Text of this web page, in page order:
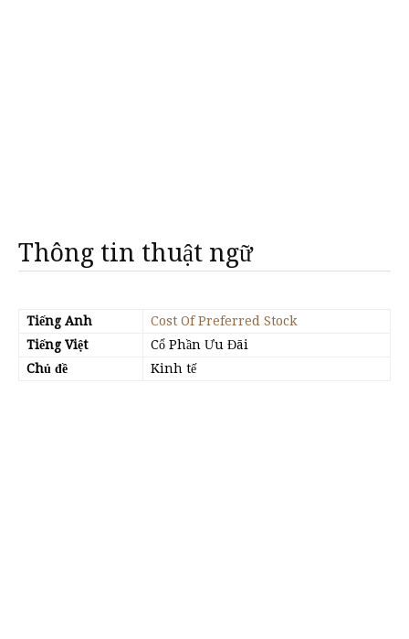
Thông tin thuật ngữ
Tiếng Anh
Cost Of Preferred Stock
Tiếng Việt
Cổ Phần Ưu Đãi
Chủ đề
Kinh tế